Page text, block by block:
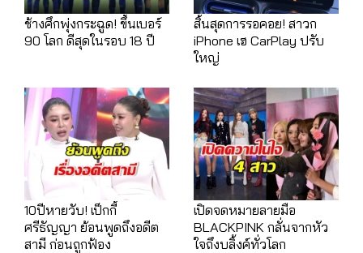
ช้างศึกพุ่งกระฉูด! ขึ้นเบอร์
90 โลก ดีสุดในรอบ 18 ปี
สิ้นสุดการรอคอย! สาวก
iPhone เฮ CarPlay ปรับ
ใหญ่
10ปีหายวับ! เป็กกี้
ศรีธัญญา ย้อนพูดถึงอดีต
สามี ก่อนถูกฟ้อง
เปิดจดหมายลายมือ
BLACKPINK กลั่นจากหัว
ใจถึงบลิ้งค์ทั่วโลก